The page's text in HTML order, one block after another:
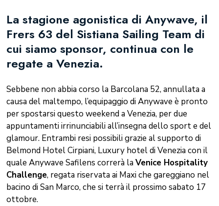
La stagione agonistica di Anywave, il
Frers 63 del Sistiana Sailing Team di
cui siamo sponsor, continua con le
regate a Venezia.
Sebbene non abbia corso la Barcolana 52, annullata a
causa del maltempo, l’equipaggio di Anywave è pronto
per spostarsi questo weekend a Venezia, per due
appuntamenti irrinunciabili all’insegna dello sport e del
glamour. Entrambi resi possibili grazie al supporto di
Belmond Hotel Cirpiani, Luxury hotel di Venezia con il
quale Anywave Safilens correrà laVenice Hospitality
Challenge, regata riservata ai Maxi che gareggiano nel
bacino di San Marco, che si terrà il prossimo sabato 17
ottobre.